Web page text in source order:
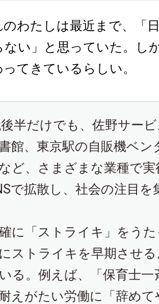
のわたしは最近まで、「
ない」と思っていた。し
てきているらしい。
半だけでも、佐野サー
館、東京駅の自販機ベン
ど、さまざまな業種で
で拡散し、社会の注目
に「ストライキ」をう
ストライキを早期させ
る。例えば、「保育士一
えがたい労働に「辞め